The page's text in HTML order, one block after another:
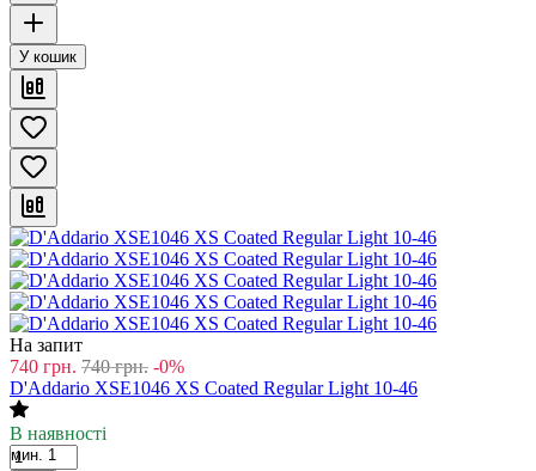
У кошик
На запит
740 грн. 740 грн. -0%
D'Addario XSE1046 XS Coated Regular Light 10-46
В наявності
мин. 1